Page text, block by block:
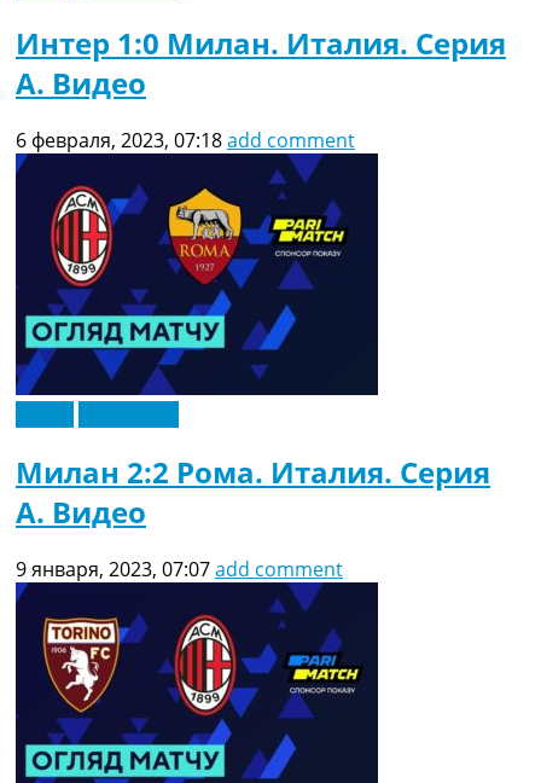
Интер 1:0 Милан. Италия. Серия
A. Видео
6 февраля, 2023, 07:18add comment
Милан 2:2 Рома. Италия. Серия
A. Видео
9 января, 2023, 07:07add comment